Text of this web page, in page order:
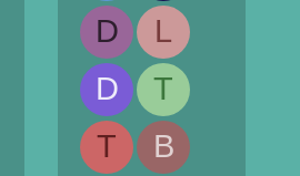
D
L
D
T
T
B